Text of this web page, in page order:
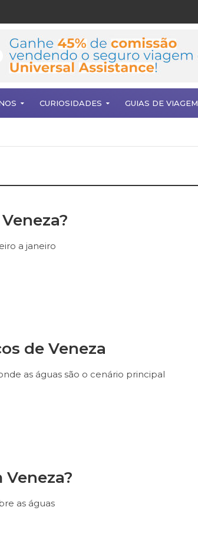
CURIOSIDADES GUIAS DE VIAGEM
a janeiro
de Veneza
as águas são o cenário principal
Veneza?
as águas